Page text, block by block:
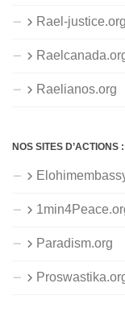
Rael-
NOS SITES D’ACTIONS :
Paradism.org